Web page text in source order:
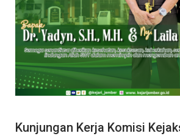
Kunjungan Kerja Komisi